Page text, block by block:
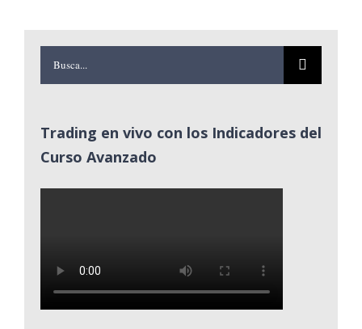
Buscar:
Trading en vivo con los Indicadores del
Curso Avanzado